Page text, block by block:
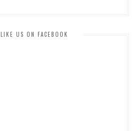
LIKE US ON FACEBOOK